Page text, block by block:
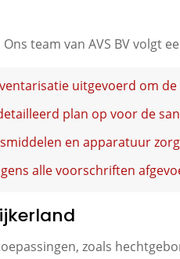
team van AVS BV volgt
uitgevoerd om
plan op voor de
en apparatuur
alle voorschriften
zoals